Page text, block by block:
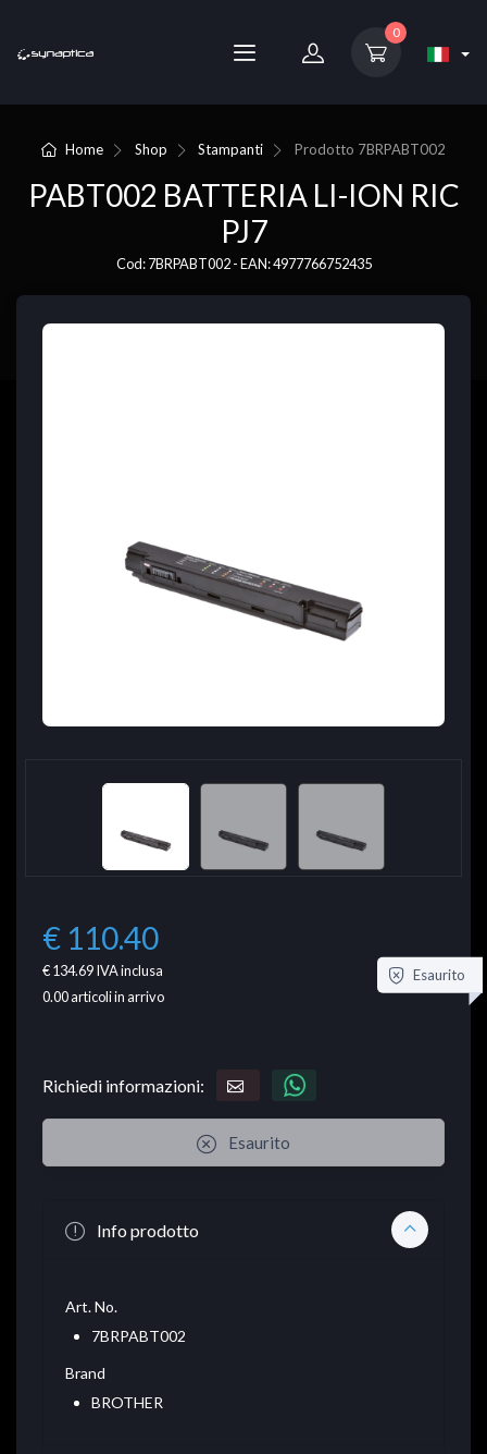
0
Home Shop Stampanti Prodotto 7BRPABT002
PABT002 BATTERIA LI-ION RIC
PJ7
Cod: 7BRPABT002 - EAN: 4977766752435
€ 110.40
€ 134.69IVA inclusa
0.00articoli in arrivo
Esaurito
Richiedi informazioni:
Esaurito
Info prodotto
Art. No.
7BRPABT002
Brand
BROTHER